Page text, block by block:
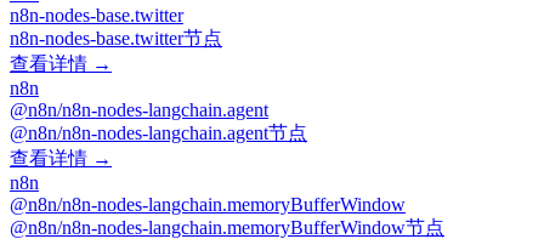
n8n-nodes-base.twitter
n8n-nodes-base.twitter节点
查看详情 →
n8n
@n8n/n8n-nodes-langchain.agent
@n8n/n8n-nodes-langchain.agent节点
查看详情 →
n8n
@n8n/n8n-nodes-langchain.memoryBufferWindow
@n8n/n8n-nodes-langchain.memoryBufferWindow节点